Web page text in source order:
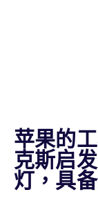
苹果的
克斯启
灯，具